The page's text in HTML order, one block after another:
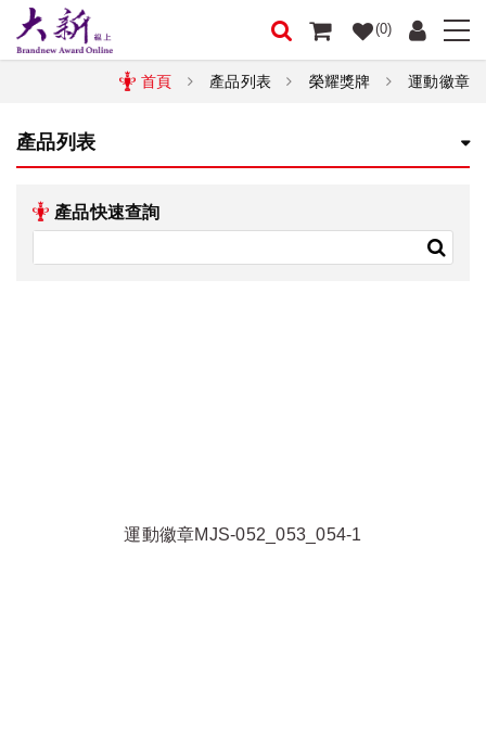
(0)
首頁 產品列表 榮耀獎牌 運動徽章
產品列表
產品快速查詢